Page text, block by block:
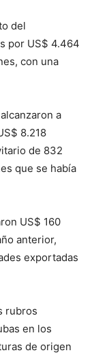
del
por US$ 4.464
con una
a
8.218
de 832
que se había
US$ 160
anterior,
exportadas
rubros
en los
de origen